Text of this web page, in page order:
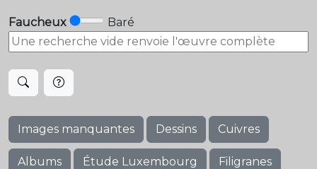
Faucheux Baré
Images manquantes Dessins Cuivres
Albums Étude Luxembourg Filigranes